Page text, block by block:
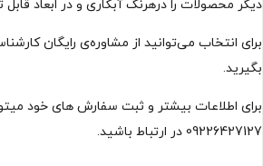
دیگر محصولات را درهرنگ آبکاری و در ابعاد قابل
برای انتخاب می‌توانید از مشاوره‌ی رایگان
بگیرید.
برای اطلاعات بیشتر و ثبت سفارش های خود
09226427127 در ارتباط باشید.